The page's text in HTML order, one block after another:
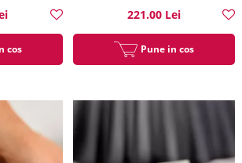
cos
221.00 Lei
Pune in cos